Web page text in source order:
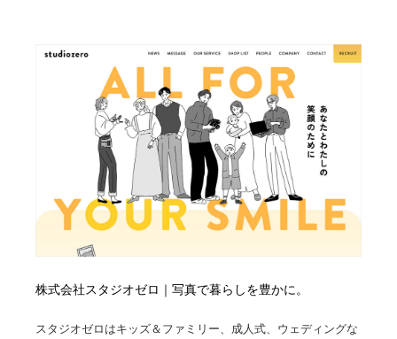
株式会社スタジオゼロ｜写真で暮らしを豊かに。
スタジオゼロはキッズ＆ファミリー、成人式、ウェディングな